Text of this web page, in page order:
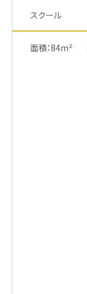
スクール
面積：84m²